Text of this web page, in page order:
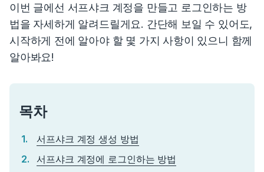
이번 글에선 서프샤크 계정을 만들고 로그인하는 방
법을 자세하게 알려드릴게요. 간단해 보일 수 있어도,
시작하게 전에 알아야 할 몇 가지 사항이 있으니 함께
알아봐요!
목차
서프샤크 계정 생성 방법
서프샤크 계정에 로그인하는 방법